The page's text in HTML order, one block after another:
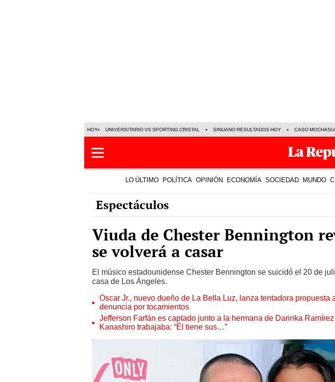
HOY UNIVERSITARIO VS SPORTING CRISTAL SINUANO RESULTADOS HOY CASO
LO ÚLTIMO POLÍTICA OPINIÓN ECONOMÍA SOCIEDAD MUNDO
Espectáculos
Viuda de Chester Bennington
se volverá a casar
El músico estadounidense Chester Bennington se suicidó el 20 de
casa de Los Ángeles.
Óscar Jr., nuevo dueño de La Bella Luz, lanza tentadora propuesta
denuncia por tocamientos
Jefferson Farfán es captado junto a la hermana de Darinka
Kanashiro trabajaba: “Él tiene sus…”